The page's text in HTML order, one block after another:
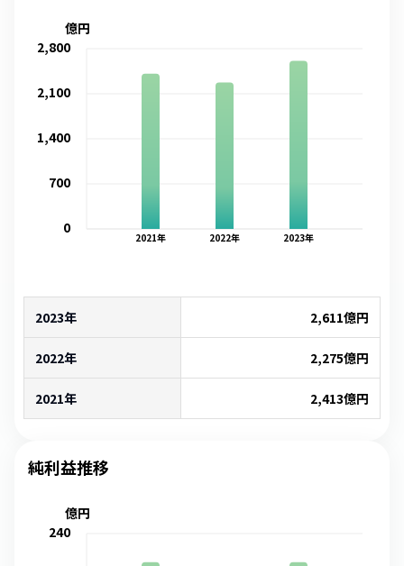
2021年 2022年 2023年
0
700
1,400
2,100
2,800
億円
2023年 2,611億円
2022年 2,275億円
2021年 2,413億円
純利益推移
240
億円